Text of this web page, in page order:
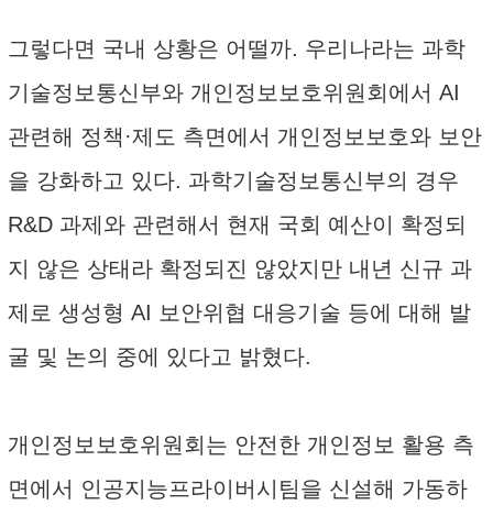
그렇다면 국내 상황은 어떨까. 우리나라는 과학
기술정보통신부와 개인정보보호위원회에서 AI
관련해 정책·제도 측면에서 개인정보보호와 보안
을 강화하고 있다. 과학기술정보통신부의 경우
R&D 과제와 관련해서 현재 국회 예산이 확정되
지 않은 상태라 확정되진 않았지만 내년 신규 과
제로 생성형 AI 보안위협 대응기술 등에 대해 발
굴 및 논의 중에 있다고 밝혔다.
개인정보보호위원회는 안전한 개인정보 활용 측
면에서 인공지능프라이버시팀을 신설해 가동하